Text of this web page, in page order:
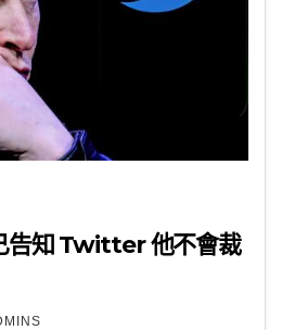
知 Twitter 他不會裁